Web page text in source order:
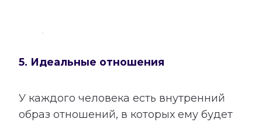
5. Идеальные отношения
У каждого человека есть внутренний
образ отношений, в которых ему будет